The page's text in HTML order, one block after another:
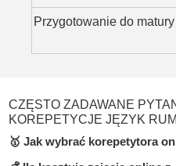
Przygotowanie do
CZĘSTO ZADAWANE
KOREPETYCJE JĘZYK
🥇 Jak wybrać korepetytora